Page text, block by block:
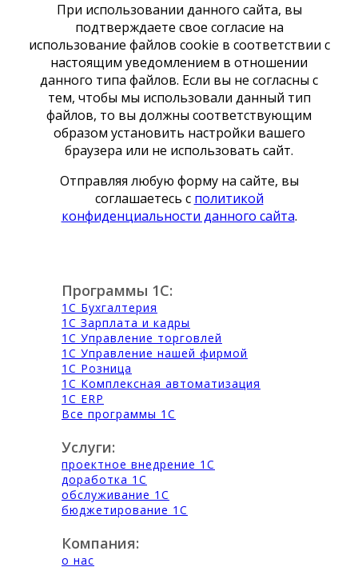
При использовании данного сайта, вы
подтверждаете свое согласие на
использование файлов cookie в соответствии с
настоящим уведомлением в отношении
данного типа файлов. Если вы не согласны с
тем, чтобы мы использовали данный тип
файлов, то вы должны соответствующим
образом установить настройки вашего
браузера или не использовать сайт.
Отправляя любую форму на сайте, вы
соглашаетесь с политикой
конфиденциальности данного сайта.
Программы 1С:
1С Бухгалтерия
1С Зарплата и кадры
1С Управление торговлей
1С Управление нашей фирмой
1С Розница
1С Комплексная автоматизация
1С ERP
Все программы 1С
Услуги:
проектное внедрение 1С
доработка 1С
обслуживание 1С
бюджетирование 1С
Компания:
о нас